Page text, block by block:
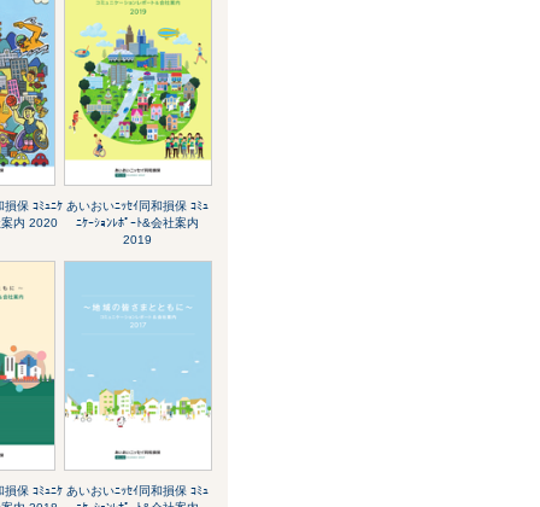
損保 ｺﾐｭﾆｹ
案内 2020
あいおいﾆｯｾｲ同和損保 ｺﾐｭ
ﾆｹｰｼｮﾝﾚﾎﾟｰﾄ&会社案内
2019
損保 ｺﾐｭﾆｹ あいおいﾆｯｾｲ同和損保 ｺﾐｭ